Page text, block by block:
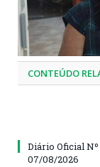
CONTEÚDO
Diário Oficial
07/08/2026